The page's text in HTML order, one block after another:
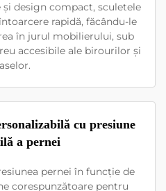
design compact, sculetele
rapidă, făcându-le
în jurul mobilierului, sub
accesibile ale birourilor și
cu presiune
a pernei
pernei în funcție de
corespunzătoare pentru